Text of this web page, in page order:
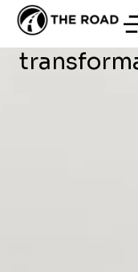
ACTUALITÉS
Big